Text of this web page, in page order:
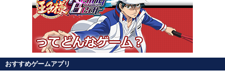
おすすめゲームアプリ